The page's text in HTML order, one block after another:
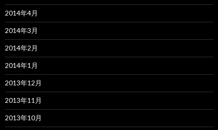
2014年4月
2014年3月
2014年2月
2014年1月
2013年12月
2013年11月
2013年10月